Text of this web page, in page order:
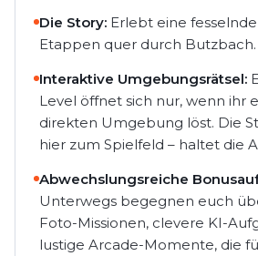
Die Story: Erlebt eine
Etappen quer durch Butzbach.
Interaktive Umgebungsrätsel:
Level öffnet sich nur, wenn ihr
direkten Umgebung löst. Die
hier zum Spielfeld – haltet die
Abwechslungsreiche
Unterwegs begegnen euch
Foto-Missionen, clevere KI-
lustige Arcade-Momente, die